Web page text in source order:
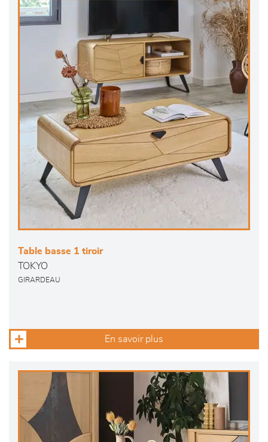
Table basse 1 tiroir
TOKYO
GIRARDEAU
En savoir plus